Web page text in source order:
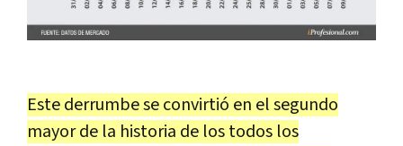
Este derrumbe se convirtió en el segundo
mayor de la historia de los todos los